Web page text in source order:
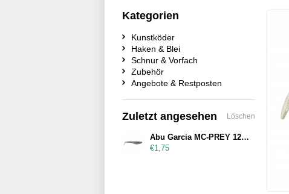
Kategorien
Kunstköder
Haken & Blei
Schnur & Vorfach
Zubehör
Angebote & Restposten
Zuletzt angesehen Löschen
Abu Garcia MC-PREY 120mm Black Silver
€1,75